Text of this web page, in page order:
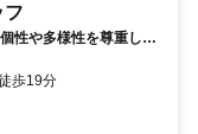
フ
性や多様性を尊重し身
歩19分